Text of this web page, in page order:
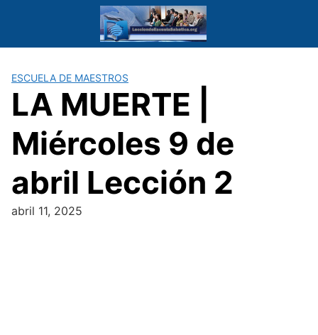
ESCUELA DE MAESTROS
LA MUERTE |
Miércoles 9 de
abril Lección 2
abril 11, 2025